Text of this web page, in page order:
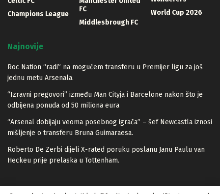
Champions League
FC
Middlesbrough FC
World Cup 2026
Najnovije
Roc Nation “radi” na mogućem transferu u Premijer ligu za još
jednu metu Arsenala.
“Izravni pregovori” između Man Cityja i Barcelone nakon što je
odbijena ponuda od 50 miliona eura
“Arsenal dobijaju veoma posebnog igrača” – šef Newcastla iznosi
mišljenje o transferu Bruna Guimaraesa.
Roberto De Zerbi dijeli X-rated poruku poslanu Janu Paulu van
Heckeu prije prelaska u Tottenham.